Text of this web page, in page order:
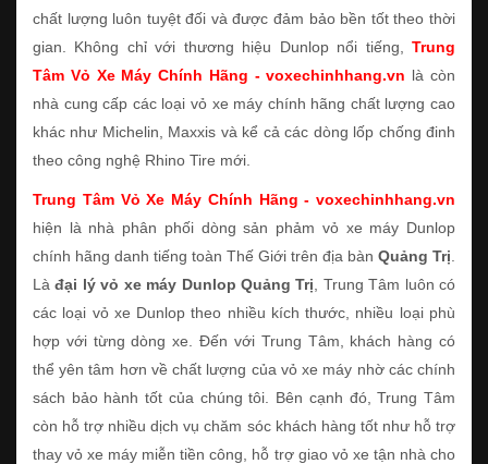
chất lượng luôn tuyệt đối và được đảm bảo bền tốt theo thời
gian. Không chỉ với thương hiệu Dunlop nổi tiếng, Trung
Tâm Vỏ Xe Máy Chính Hãng - voxechinhhang.vn là còn
nhà cung cấp các loại vỏ xe máy chính hãng chất lượng cao
khác như Michelin, Maxxis và kể cả các dòng lốp chống đinh
theo công nghệ Rhino Tire mới.
Trung Tâm Vỏ Xe Máy Chính Hãng - voxechinhhang.vn
hiện là nhà phân phối dòng sản phảm vỏ xe máy Dunlop
chính hãng danh tiếng toàn Thế Giới trên địa bàn Quảng Trị
Làđại lý vỏ xe máy Dunlop Quảng Trị , Trung Tâm luôn có
các loại vỏ xe Dunlop theo nhiều kích thước, nhiều loại phù
hợp với từng dòng xe. Đến với Trung Tâm, khách hàng có
thể yên tâm hơn về chất lượng của vỏ xe máy nhờ các chính
sách bảo hành tốt của chúng tôi. Bên cạnh đó, Trung Tâm
còn hỗ trợ nhiều dịch vụ chăm sóc khách hàng tốt như hỗ trợ
thay vỏ xe máy miễn tiền công, hỗ trợ giao vỏ xe tận nhà cho